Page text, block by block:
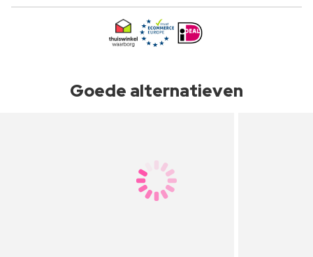
Goede alternatieven